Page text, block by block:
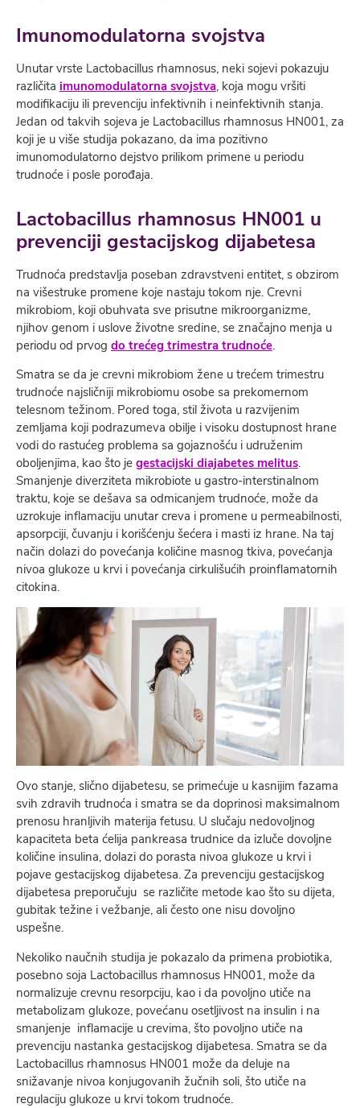
Imunomodulatorna svojstva
Unutar vrste Lactobacillus rhamnosus, neki sojevi pokazuju
različita imunomodulatorna svojstva, koja mogu vršiti
modifikaciju ili prevenciju infektivnih i neinfektivnih stanja.
Jedan od takvih sojeva je Lactobacillus rhamnosus HN001, za
koji je u više studija pokazano, da ima pozitivno
imunomodulatorno dejstvo prilikom primene u periodu
trudnoće i posle porođaja.
Lactobacillus rhamnosus HN001 u
prevenciji gestacijskog dijabetesa
Trudnoća predstavlja poseban zdravstveni entitet, s obzirom
na višestruke promene koje nastaju tokom nje. Crevni
mikrobiom, koji obuhvata sve prisutne mikroorganizme,
njihov genom i uslove životne sredine, se značajno menja u
periodu od prvog do trećeg trimestra trudnoće.
Smatra se da je crevni mikrobiom žene u trećem trimestru
trudnoće najsličniji mikrobiomu osobe sa prekomernom
telesnom težinom. Pored toga, stil života u razvijenim
zemljama koji podrazumeva obilje i visoku dostupnost hrane
vodi do rastućeg problema sa gojaznošću i udruženim
oboljenjima, kao što je gestacijski diajabetes melitus.
Smanjenje diverziteta mikrobiote u gastro-interstinalnom
traktu, koje se dešava sa odmicanjem trudnoće, može da
uzrokuje inflamaciju unutar creva i promene u permeabilnosti,
apsorpciji, čuvanju i korišćenju šećera i masti iz hrane. Na taj
način dolazi do povećanja količine masnog tkiva, povećanja
nivoa glukoze u krvi i povećanja cirkulišućih proinflamatornih
citokina.
Ovo stanje, slično dijabetesu, se primećuje u kasnijim fazama
svih zdravih trudnoća i smatra se da doprinosi maksimalnom
prenosu hranljivih materija fetusu. U slučaju nedovoljnog
kapaciteta beta ćelija pankreasa trudnice da izluče dovoljne
količine insulina, dolazi do porasta nivoa glukoze u krvi i
pojave gestacijskog dijabetesa. Za prevenciju gestacijskog
dijabetesa preporučuju se različite metode kao što su dijeta,
gubitak težine i vežbanje, ali često one nisu dovoljno
uspešne.
Nekoliko naučnih studija je pokazalo da primena probiotika,
posebno soja Lactobacillus rhamnosus HN001, može da
normalizuje crevnu resorpciju, kao i da povoljno utiče na
metabolizam glukoze, povećanu osetljivost na insulin i na
smanjenje inflamacije u crevima, što povoljno utiče na
prevenciju nastanka gestacijskog dijabetesa. Smatra se da
Lactobacillus rhamnosus HN001 može da deluje na
snižavanje nivoa konjugovanih žučnih soli, što utiče na
regulaciju glukoze u krvi tokom trudnoće.